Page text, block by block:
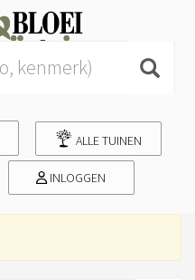
ALLE TUINEN
INLOGGEN